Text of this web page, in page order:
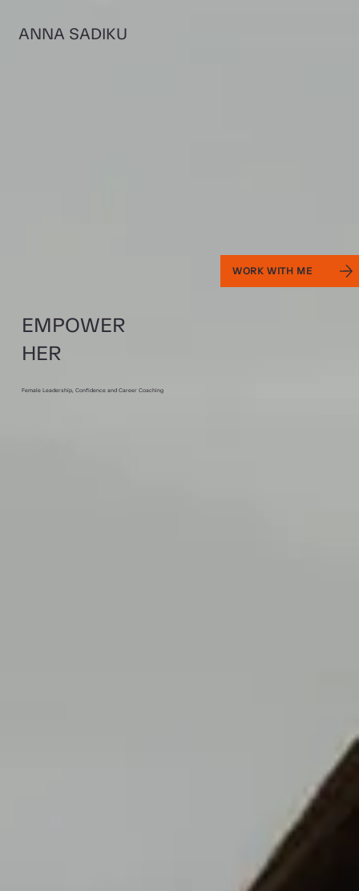
ANNA SADIKU
EMPOWER
HER
Female Leadership, Confidence and Career Coaching
WORK WITH ME